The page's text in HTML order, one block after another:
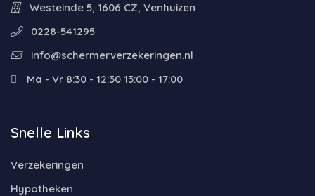
Westeinde 5, 1606 CZ, Venhuizen
0228-541295
info@schermerverzekeringen.nl
Ma - Vr 8:30 - 12:30 13:00 - 17:00
Snelle Links
Verzekeringen
Hypotheken